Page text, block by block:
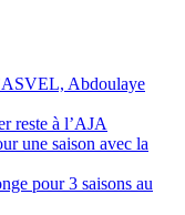
Abdoulaye
reste à l’AJA
une saison avec la
pour 3 saisons au